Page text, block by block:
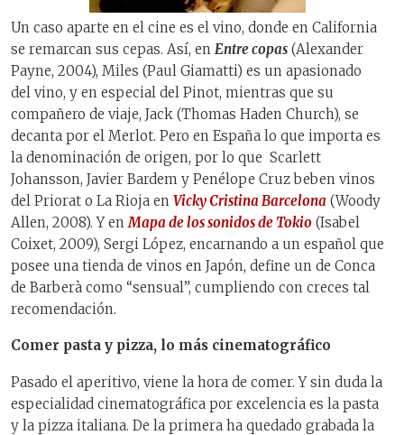
Un caso aparte en el cine es el vino, donde en California
se remarcan sus cepas. Así, en Entre copas (Alexander
Payne, 2004), Miles (Paul Giamatti) es un apasionado
del vino, y en especial del Pinot, mientras que su
compañero de viaje, Jack (Thomas Haden Church), se
decanta por el Merlot. Pero en España lo que importa es
la denominación de origen, por lo que Scarlett
Johansson, Javier Bardem y Penélope Cruz beben vinos
del Priorat o La Rioja en Vicky Cristina Barcelona (Woody
Allen, 2008). Y enMapa de los sonidos de Tokio (Isabel
Coixet, 2009), Sergi López, encarnando a un español que
posee una tienda de vinos en Japón, define un de Conca
de Barberà como “sensual”, cumpliendo con creces tal
recomendación.
Comer pasta y pizza, lo más cinematográfico
Pasado el aperitivo, viene la hora de comer. Y sin duda la
especialidad cinematográfica por excelencia es la pasta
y la pizza italiana. De la primera ha quedado grabada la